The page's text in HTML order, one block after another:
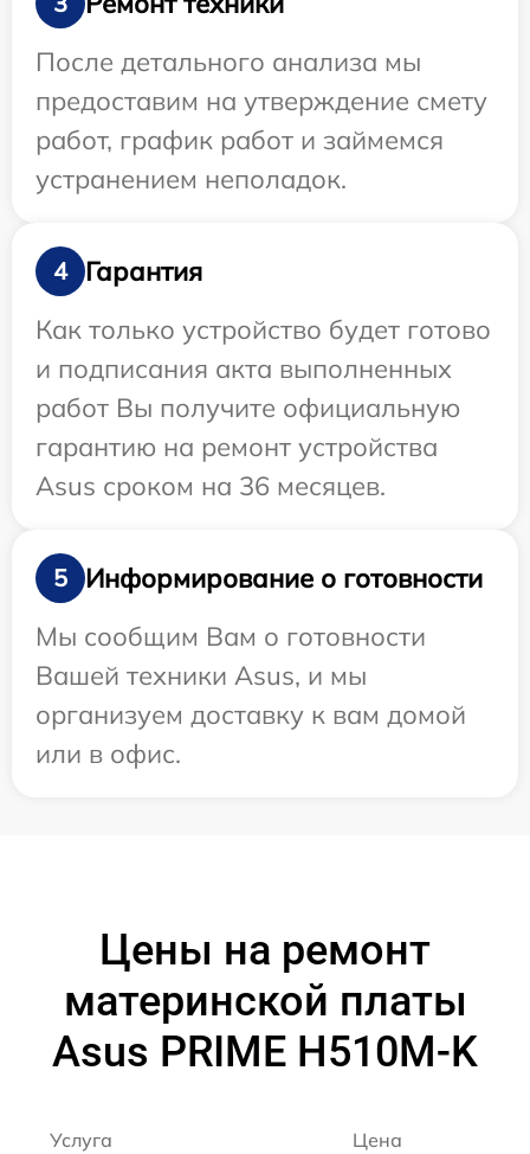
После детального анализа мы
предоставим на утверждение смету
работ, график работ и займемся
устранением неполадок.
4
Гарантия
Как только устройство будет готово
и подписания акта выполненных
работ Вы получите официальную
гарантию на ремонт устройства
Asus сроком на 36 месяцев.
5
Информирование о готовности
Мы сообщим Вам о готовности
Вашей техники Asus, и мы
организуем доставку к вам домой
или в офис.
Цены на ремонт
материнской платы
Asus PRIME H510M-K
Услуга Цена